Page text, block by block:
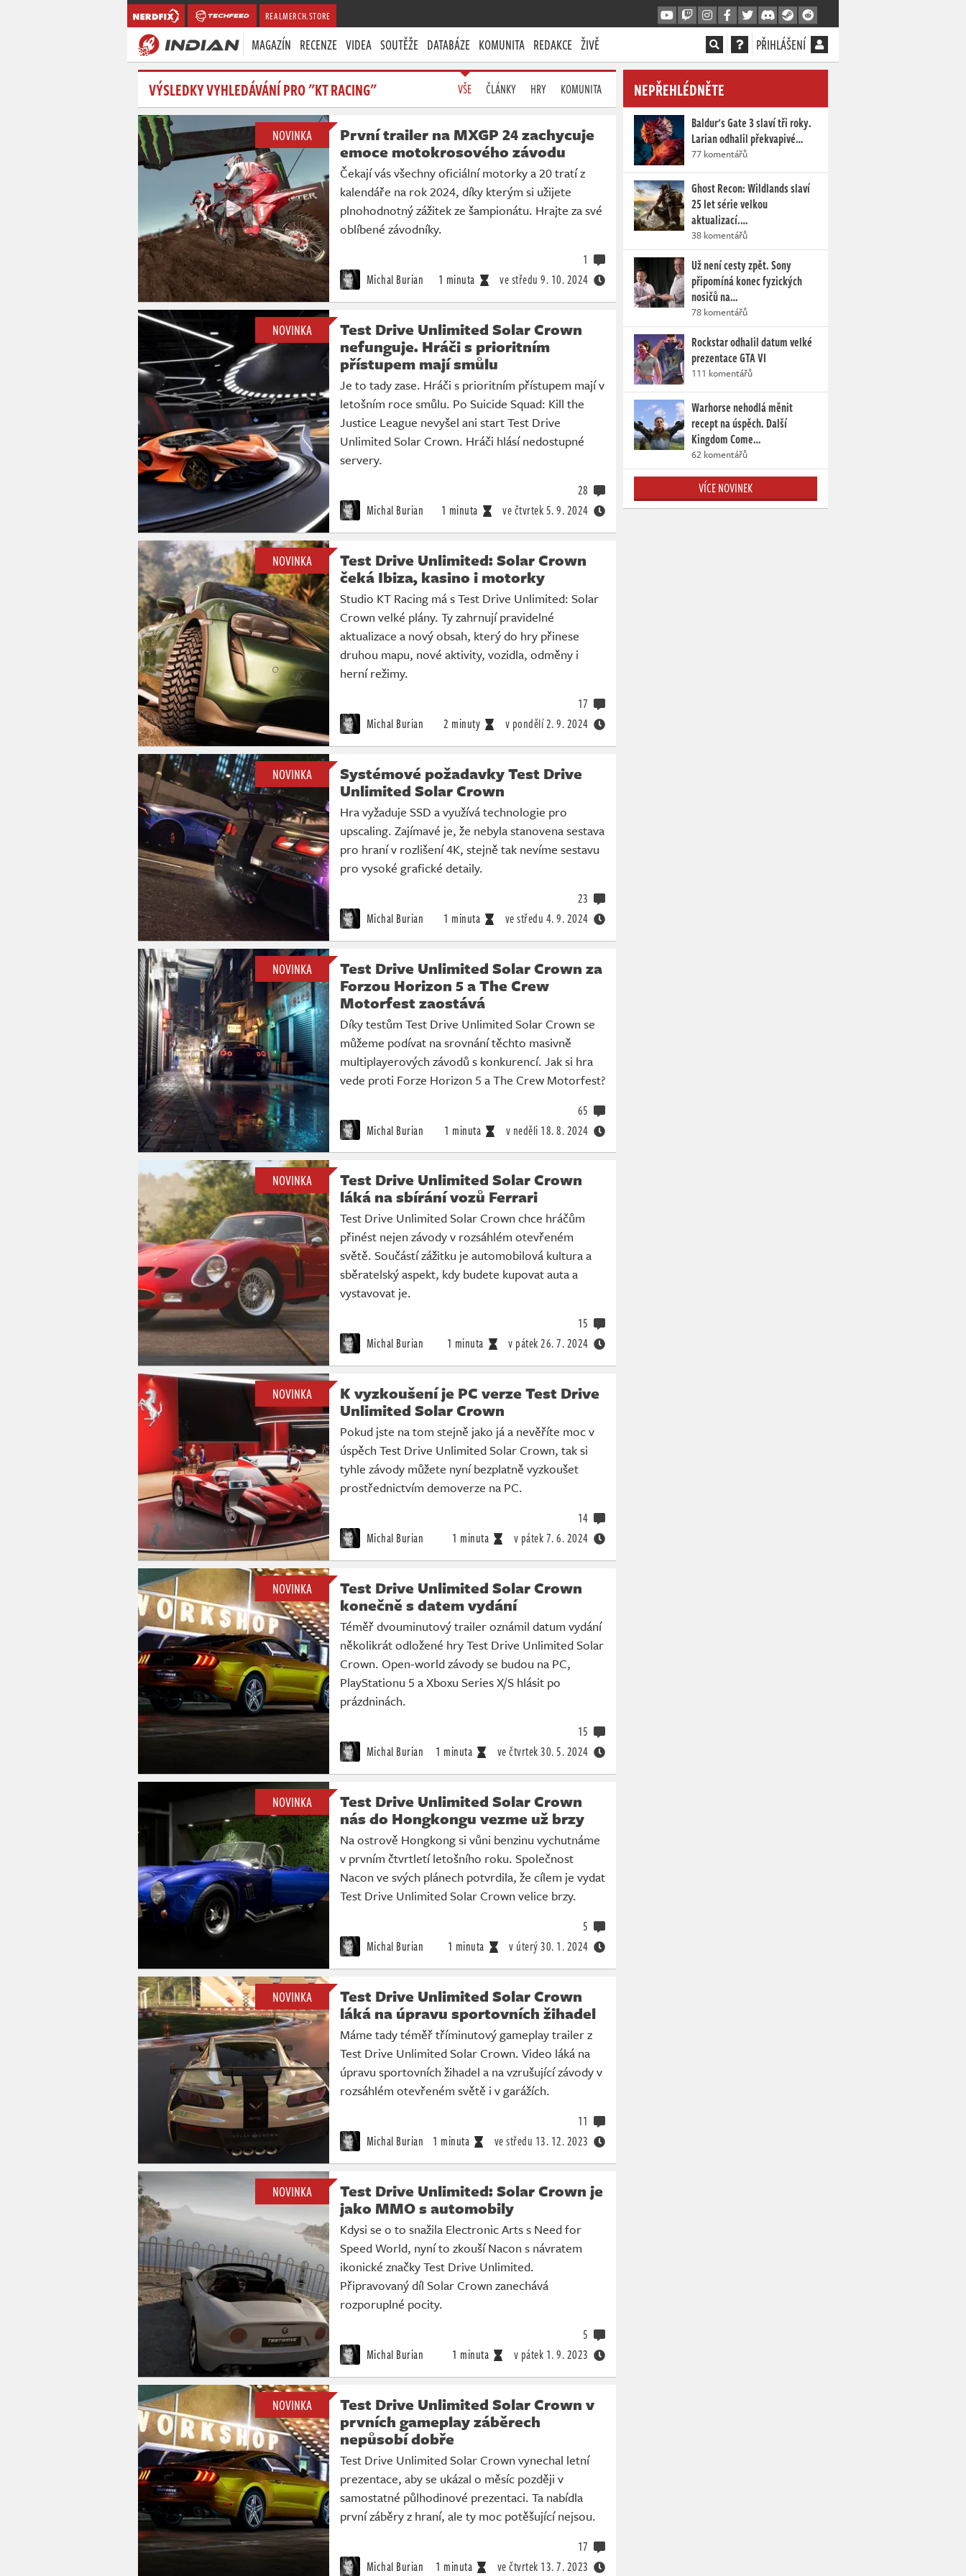
REALMERCH.STORE
MAGAZÍN RECENZE VIDEA SOUTĚŽE DATABÁZE KOMUNITA REDAKCE ŽIVĚ PŘIHLÁŠENÍ
VÝSLEDKY VYHLEDÁVÁNÍ PRO "KT RACING" VŠE ČLÁNKY HRY KOMUNITA
NOVINKA
První trailer na MXGP 24 zachycuje
emoce motokrosového závodu
Čekají vás všechny oficiální motorky a 20 tratí z
kalendáře na rok 2024, díky kterým si užijete
plnohodnotný zážitek ze šampionátu. Hrajte za své
oblíbené závodníky.
Michal Burian 1 minuta ve středu 9. 10. 2024
1
NOVINKA
Test Drive Unlimited Solar Crown
nefunguje. Hráči s prioritním
přístupem mají smůlu
Je to tady zase. Hráči s prioritním přístupem mají v
letošním roce smůlu. Po Suicide Squad: Kill the
Justice League nevyšel ani start Test Drive
Unlimited Solar Crown. Hráči hlásí nedostupné
servery.
Michal Burian 1 minuta ve čtvrtek 5. 9. 2024
28
NOVINKA
Test Drive Unlimited: Solar Crown
čeká Ibiza, kasino i motorky
Studio KT Racing má s Test Drive Unlimited: Solar
Crown velké plány. Ty zahrnují pravidelné
aktualizace a nový obsah, který do hry přinese
druhou mapu, nové aktivity, vozidla, odměny i
herní režimy.
Michal Burian 2 minuty v pondělí2. 9. 2024
17
NOVINKA
Systémové požadavky Test Drive
Unlimited Solar Crown
Hra vyžaduje SSD a využívá technologie pro
upscaling. Zajímavé je, že nebyla stanovena sestava
pro hraní v rozlišení 4K, stejně tak nevíme sestavu
pro vysoké grafické detaily.
Michal Burian 1 minuta ve středu 4. 9. 2024
23
NOVINKA
Test Drive Unlimited Solar Crown za
Forzou Horizon 5 a The Crew
Motorfest zaostává
Díky testům Test Drive Unlimited Solar Crown se
můžeme podívat na srovnání těchto masivně
multiplayerových závodů s konkurencí. Jak si hra
vede proti Forze Horizon 5 a The Crew Motorfest?
Michal Burian 1 minuta v neděli 18. 8. 2024
65
NOVINKA
Test Drive Unlimited Solar Crown
láká na sbírání vozů Ferrari
Test Drive Unlimited Solar Crown chce hráčům
přinést nejen závody v rozsáhlém otevřeném
světě. Součástí zážitku je automobilová kultura a
sběratelský aspekt, kdy budete kupovat auta a
vystavovat je.
Michal Burian 1 minuta v pátek26. 7. 2024
15
NOVINKA
K vyzkoušení je PC verze Test Drive
Unlimited Solar Crown
Pokud jste na tom stejně jako já a nevěříte moc v
úspěch Test Drive Unlimited Solar Crown, tak si
tyhle závody můžete nyní bezplatně vyzkoušet
prostřednictvím demoverze na PC.
Michal Burian 1 minuta v pátek7. 6. 2024
14
NOVINKA
Test Drive Unlimited Solar Crown
konečně s datem vydání
Téměř dvouminutový trailer oznámil datum vydání
několikrát odložené hry Test Drive Unlimited Solar
Crown. Open-world závody se budou na PC,
PlayStationu 5 a Xboxu Series X/S hlásit po
prázdninách.
Michal Burian 1 minuta ve čtvrtek30. 5. 2024
15
NOVINKA
Test Drive Unlimited Solar Crown
nás do Hongkongu vezme už brzy
Na ostrově Hongkong si vůni benzinu vychutnáme
v prvním čtvrtletí letošního roku. Společnost
Nacon ve svých plánech potvrdila, že cílem je vydat
Test Drive Unlimited Solar Crown velice brzy.
Michal Burian 1 minuta v úterý30. 1. 2024
5
NOVINKA
Test Drive Unlimited Solar Crown
láká na úpravu sportovních žihadel
Máme tady téměř tříminutový gameplay trailer z
Test Drive Unlimited Solar Crown. Video láká na
úpravu sportovních žihadel a na vzrušující závody v
rozsáhlém otevřeném světě i v garážích.
Michal Burian 1 minuta ve středu 13. 12. 2023
11
NOVINKA
Test Drive Unlimited: Solar Crown je
jako MMO s automobily
Kdysi se o to snažila Electronic Arts s Need for
Speed World, nyní to zkouší Nacon s návratem
ikonické značky Test Drive Unlimited.
Připravovaný díl Solar Crown zanechává
rozporuplné pocity.
Michal Burian 1 minuta v pátek 1. 9. 2023
5
NOVINKA
Test Drive Unlimited Solar Crown v
prvních gameplay záběrech
nepůsobí dobře
Test Drive Unlimited Solar Crown vynechal letní
prezentace, aby se ukázal o měsíc později v
samostatné půlhodinové prezentaci. Ta nabídla
první záběry z hraní, ale ty moc potěšující nejsou.
Michal Burian 1 minuta ve čtvrtek 13. 7. 2023
17
NEPŘEHLÉDNĚTE
Baldur's Gate 3 slaví tři roky.
Larian odhalil překvapivé…
77 komentářů
Ghost Recon: Wildlands slaví
25 let série velkou
aktualizací.…
38 komentářů
Už není cesty zpět. Sony
připomíná konec fyzických
nosičů na…
78 komentářů
Rockstar odhalil datum velké
prezentace GTA VI
111 komentářů
Warhorse nehodlá měnit
recept na úspěch. Další
Kingdom Come…
62 komentářů
VÍCE NOVINEK